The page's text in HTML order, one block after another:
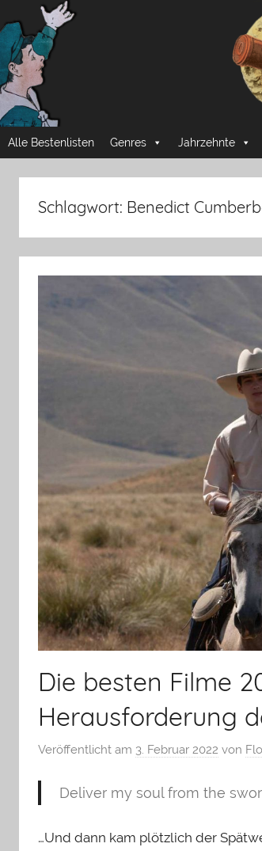
Inhalt
springen
Mussmansehen
Cineastische
Pflichtprogramme
Alle Bestenlisten Genres Jahrzehnte
Schlagwort: Benedict
Die besten Filme
Herausforderung
Veröffentlicht am 3. Februar 2022 von
Deliver my soul from the
…Und dann kam plötzlich der